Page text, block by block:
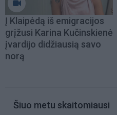
Į Klaipėdą iš emigracijos
grįžusi Karina Kučinskienė
įvardijo didžiausią savo
norą
Šiuo metu skaitomiausi